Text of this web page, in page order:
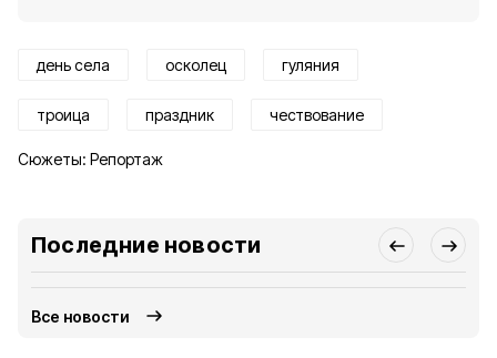
день села осколец гуляния
троица праздник чествование
Сюжеты: Репортаж
Последние новости
Все новости